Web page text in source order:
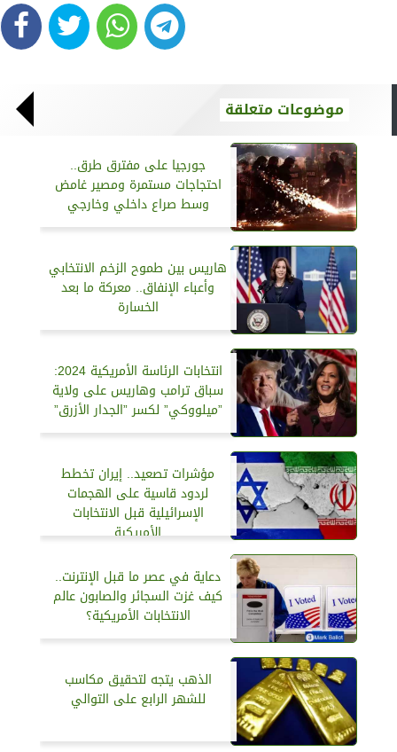
موضوعات متعلقة
جورجيا على مفترق طرق..
احتجاجات مستمرة ومصير غامض
وسط صراع داخلي وخارجي
هاريس بين طموح الزخم الانتخابي
وأعباء الإنفاق.. معركة ما بعد
الخسارة
انتخابات الرئاسة الأمريكية 2024:
سباق ترامب وهاريس على ولاية
”ميلووكي” لكسر ”الجدار الأزرق”
مؤشرات تصعيد.. إيران تخطط
لردود قاسية على الهجمات
الإسرائيلية قبل الانتخابات
الأمريكية
دعاية في عصر ما قبل الإنترنت..
كيف غزت السجائر والصابون عالم
الانتخابات الأمريكية؟
الذهب يتجه لتحقيق مكاسب
للشهر الرابع على التوالي